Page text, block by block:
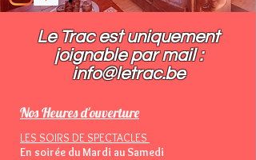
Le Trac est uniquement
joignable par mail :​
info@letrac.be
Nos Heures d'ouverture
LES SOIRS DE SPECTACLES
En soirée du Mardi au Samedi